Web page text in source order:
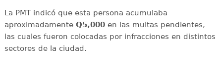
La PMT indicó que esta persona acumulaba
aproximadamente Q5,000en las multas pendientes,
las cuales fueron colocadas por infracciones en distintos
sectores de la ciudad.